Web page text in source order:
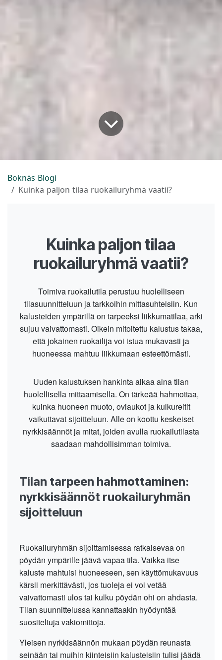
Boknäs Blogi
Kuinka paljon tilaa ruokailuryhmä vaatii?
Kuinka paljon tilaa
ruokailuryhmä vaatii?
Toimiva ruokailutila perustuu huolelliseen
tilasuunnitteluun ja tarkkoihin mittasuhteisiin. Kun
kalusteiden ympärillä on tarpeeksi liikkumatilaa, arki
sujuu vaivattomasti. Oikein mitoitettu kalustus takaa,
että jokainen ruokailija voi istua mukavasti ja
huoneessa mahtuu liikkumaan esteettömästi.
Uuden kalustuksen hankinta alkaa aina tilan
huolellisella mittaamisella. On tärkeää hahmottaa,
kuinka huoneen muoto, oviaukot ja kulkureitit
vaikuttavat sijoitteluun. Alle on koottu keskeiset
nyrkkisäännöt ja mitat, joiden avulla ruokailutilasta
saadaan mahdollisimman toimiva.
Tilan tarpeen hahmottaminen:
nyrkkisäännöt ruokailuryhmän
sijoitteluun
Ruokailuryhmän sijoittamisessa ratkaisevaa on
pöydän ympärille jäävä vapaa tila. Vaikka itse
kaluste mahtuisi huoneeseen, sen käyttömukavuus
kärsii merkittävästi, jos tuoleja ei voi vetää
vaivattomasti ulos tai kulku pöydän ohi on ahdasta.
Tilan suunnittelussa kannattaakin hyödyntää
suositeltuja vakiomittoja.
Yleisen nyrkkisäännön mukaan pöydän reunasta
seinään tai muihin kiinteisiin kalusteisiin tulisi jäädä